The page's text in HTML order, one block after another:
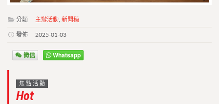
分類 主辦活動 新聞稿
發佈 2025-01-03
微信 Whatsapp
焦點活動
Hot